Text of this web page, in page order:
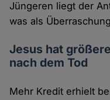
Jüngeren liegt der
was als
Jesus hat
nach dem Tod
Mehr Kredit erhielt